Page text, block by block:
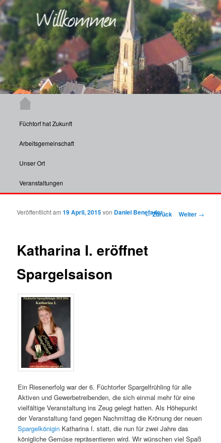
Zum Inhalt wechseln
Füchtorf
Aktuelle Informationen und Veranstaltungen aus Füchtorf und insbesondere
dessen Vereinen.
Hauptmenü
Füchtorf hat Zukunft
Arbeitsgemeinschaft
Unser Ort
Veranstaltungen
Beitragsnavigation
←Zurück Weiter →
Katharina I. eröffnet
Spargelsaison
Veröffentlicht am19 April, 2015von Daniel Benefader
Ein Riesenerfolg war der 6. Füchtorfer Spargelfrühling für alle
Aktiven und Gewerbetreibenden, die sich einmal mehr für eine
vielfältige Veranstaltung ins Zeug gelegt hatten. Als Höhepunkt
der Veranstaltung fand gegen Nachmittag die Krönung der neuen
Spargelkönigin Katharina I. statt, die nun für zwei Jahre das
königliche Gemüse repräsentieren wird. Wir wünschen viel Spaß